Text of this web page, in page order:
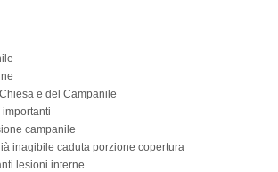
e del Campanile
campanile
inagibile caduta porzione copertura
lesioni interne